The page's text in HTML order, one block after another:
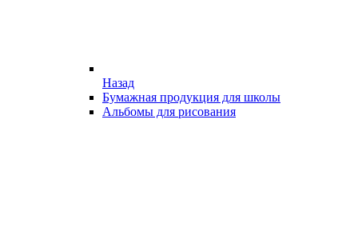
Назад
Бумажная продукция для школы
Альбомы для рисования